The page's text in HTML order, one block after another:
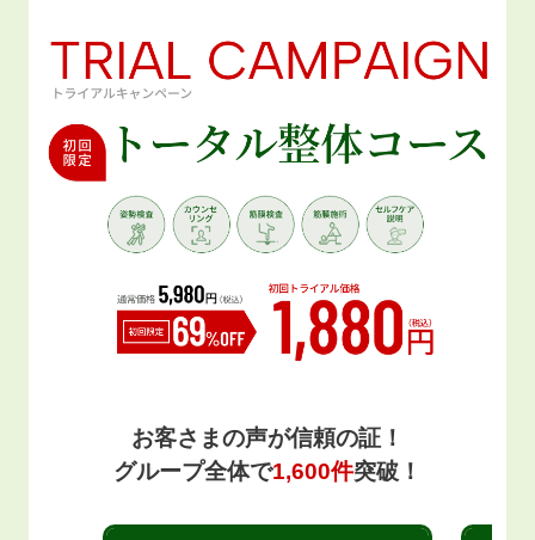
お客さまの声が信頼の証！
グループ全体で1,600件突破！